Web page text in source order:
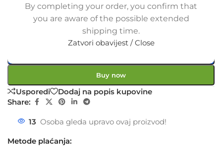
By completing your order, you confirm that
you are aware of the possible extended
shipping time.
Zatvori obavijest / Close
22,00€ £ $ ¥ A$ £15.09EX VAT
ex VAT
Buy now
Usporedi
Dodaj na popis kupovine
Share:
13 Osoba gleda upravo ovaj proizvod!
Metode plaćanja: